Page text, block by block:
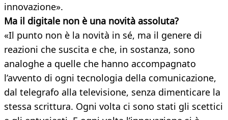
innovazione».
Ma il digitale non è una novità assoluta?
«Il punto non è la novità in sé, ma il genere di
reazioni che suscita e che, in sostanza, sono
analoghe a quelle che hanno accompagnato
l’avvento di ogni tecnologia della comunicazione,
dal telegrafo alla televisione, senza dimenticare la
stessa scrittura. Ogni volta ci sono stati gli scettici